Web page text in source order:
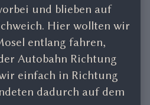
und blieben auf
Hier wollten wir
entlang fahren,
Autobahn Richtung
einfach in Richtung
dadurch auf dem